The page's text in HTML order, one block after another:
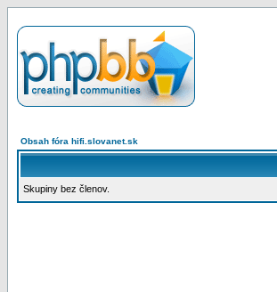
Obsah fóra hifi.slovanet.sk
Skupiny bez členov.